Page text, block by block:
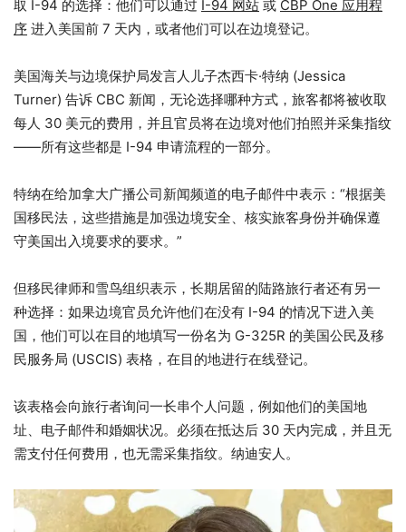
取 I-94 的选择：他们可以通过 I-94 网站 或 CBP One 应用程
序 进入美国前 7 天内，或者他们可以在边境登记。
美国海关与边境保护局发言人 儿子杰西卡·特纳 (Jessica
Turner) 告诉 CBC 新闻，无论选择哪种方式，旅客都将被收取
每人 30 美元的费用，并且官员将在边境对他们拍照并采集指纹
——所有这些都是 I-94 申请流程的一部分。
特纳在给加拿大广播公司新闻频道的电子邮件中表示：“根据美
国移民法，这些措施是加强边境安全、核实旅客身份并确保遵
守美国出入境要求的要求。”
但移民律师和雪鸟组织表示，长期居留的陆路旅行者还有另一
种选择：如果边境官员允许他们在没有 I-94 的情况下进入美
国，他们可以在目的地填写一份名为 G-325R 的美国公民及移
民服务局 (USCIS) 表格，在目的地进行在线登记。
该表格会向旅行者询问一长串个人问题，例如他们的美国地
址、电子邮件和婚姻状况。必须在抵达后 30 天内完成，并且无
需支付任何费用，也无需采集指纹。 纳迪安人。